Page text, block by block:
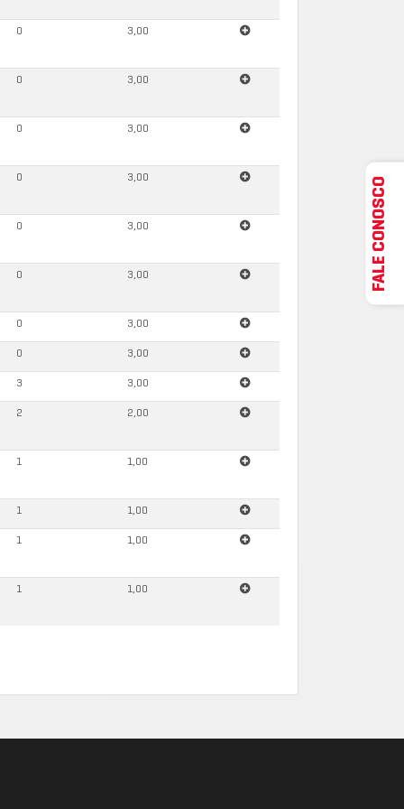
0 3,00
0 3,00
0 3,00
0 3,00
0 3,00
0 3,00
0 3,00
0 3,00
3 3,00
2 2,00
1 1,00
1 1,00
1 1,00
1 1,00
FALE CONOSCO